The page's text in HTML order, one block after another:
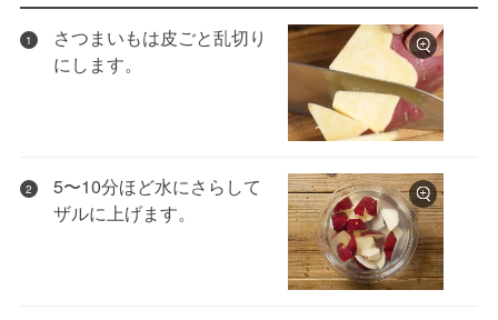
1
さつまいもは皮ごと乱切り
にします。
2
5〜10分ほど水にさらして
ザルに上げます。